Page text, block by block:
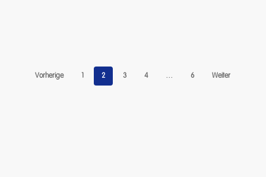
Vorherige 1 2 3 4 … 6 Weiter